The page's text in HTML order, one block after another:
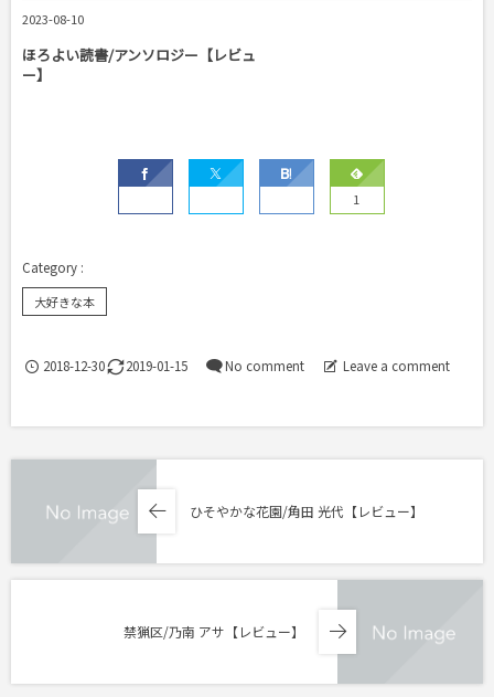
2023-08-10
ほろよい読書/アンソロジー【レビュ
ー】
1
大好きな本
2018-12-30 2019-01-15 No comment Leave a comment
ひそやかな花園/角田 光代【レビュー】
禁猟区/乃南 アサ【レビュー】